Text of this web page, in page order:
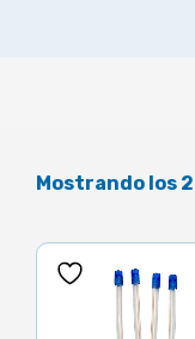
Mostrando los 2